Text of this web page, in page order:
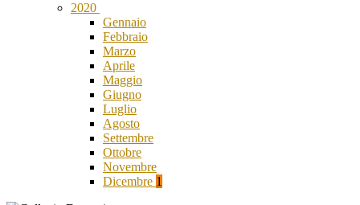
2020
Gennaio
Febbraio
Marzo
Aprile
Maggio
Giugno
Luglio
Agosto
Settembre
Ottobre
Novembre
Dicembre 1